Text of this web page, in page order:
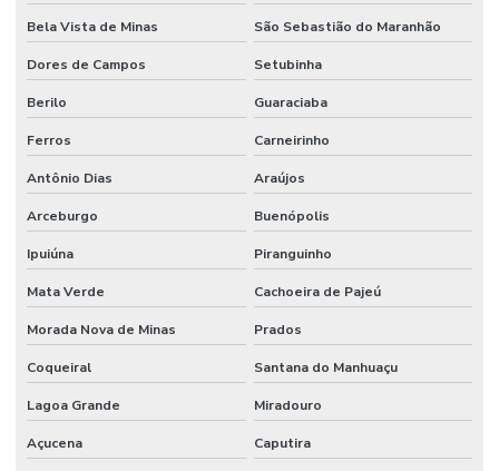
Bela Vista de Minas São Sebastião do Maranhão
Dores de Campos Setubinha
Berilo Guaraciaba
Ferros Carneirinho
Antônio Dias Araújos
Arceburgo Buenópolis
Ipuiúna Piranguinho
Mata Verde Cachoeira de Pajeú
Morada Nova de Minas Prados
Coqueiral Santana do Manhuaçu
Lagoa Grande Miradouro
Açucena Caputira